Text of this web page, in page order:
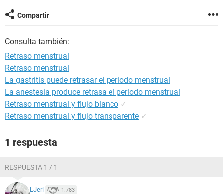
Compartir
Consulta también:
Retraso menstrual
Retraso menstrual
La gastritis puede retrasar el periodo menstrual
La anestesia produce retrasa el periodo menstrual
Retraso menstrual y flujo blanco ✓
Retraso menstrual y flujo transparente ✓
1 respuesta
RESPUESTA 1 / 1
LJeri 1.783